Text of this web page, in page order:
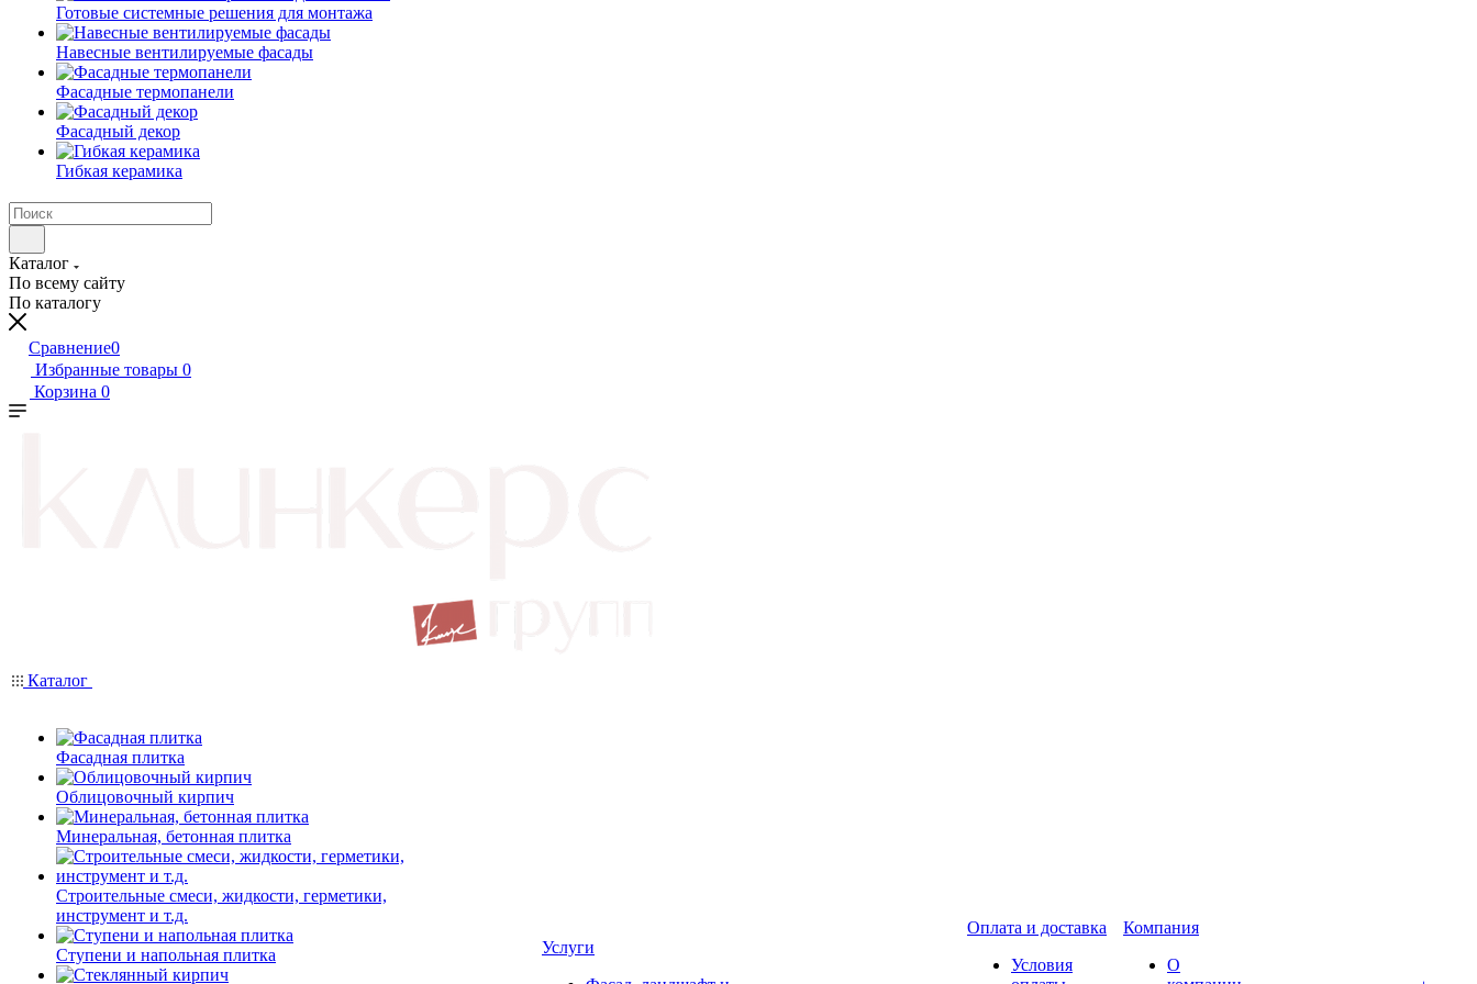
Готовые системные решения для монтажа
Навесные вентилируемые фасады
Фасадные термопанели
Фасадный декор
Гибкая керамика
Каталог
По всему сайту
По каталогу
Сравнение0
Избранные товары 0
Корзина 0
Каталог
Фасадная плитка
Облицовочный кирпич
Минеральная, бетонная плитка
Строительные смеси, жидкости, герметики,
инструмент и т.д.
Ступени и напольная плитка
Услуги
Оплата и доставка
Условия
Компания
О